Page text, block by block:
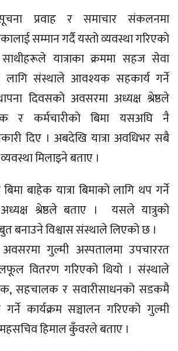
प्रवाह र समाचार संकलनमा
सम्मान गर्दै यस्तो व्यवस्था गरिएको
यात्राका क्रममा सहज सेवा
लागि संस्थाले आवश्यक सहकार्य गर्ने
दिवसको अवसरमा अध्यक्ष श्रेष्ठले
र कर्मचारीको बिमा यसअघि नै
दिए । अबदेखि यात्रा अवधिभर सबै
मिलाइने बताए ।
बाहेक यात्रा बिमाको लागि थप गर्ने
श्रेष्ठले बताए । यसले यात्रुको
बनाउने विश्वास संस्थाले लिएको छ ।
गुल्मी अस्पतालमा उपचाररत
वितरण गरिएको थियो । संस्थाले
सहचालक र सवारीसाधनको सडकमै
गर्ने कार्यक्रम सञ्चालन गरिएको गुल्मी
महसचिव हिमाल कुँवरले बताए ।